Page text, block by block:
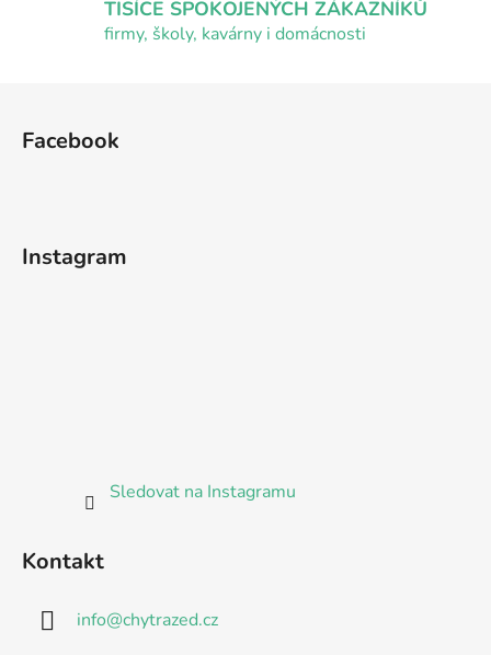
TISÍCE SPOKOJENÝCH ZÁKAZNÍKŮ
firmy, školy, kavárny i domácnosti
Facebook
Instagram
Sledovat na Instagramu
Kontakt
info@chytrazed.cz